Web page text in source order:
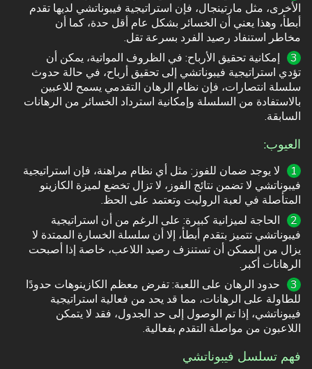
الأخرى، مثل مارتينجال، فإن استراتيجية فيبوناتشي لديها تقدم
أبطأ، وهذا يعني أن الخسائر بشكل عام أقل حدة، كما أن
مخاطر استنفاد رصيد الفرد بسرعة تقل.
إمكانية تحقيق الأرباح: في الظروف المواتية، يمكن أن
تؤدي استراتيجية فيبوناتشي إلى تحقيق أرباح، في حالة حدوث
سلسلة انتصارات، فإن نظام الرهان التقدمي يسمح للاعبين
بالاستفادة من السلسلة وإمكانية استرداد الخسائر من الرهانات
السابقة.
العيوب:
لا يوجد ضمان للفوز: مثل أي نظام مراهنة، فإن استراتيجية
فيبوناتشي لا تضمن نتائج الفوز، لا تزال تخضع لميزة الكازينو
المتأصلة في لعبة الروليت وتعتمد على الحظ.
الحاجة لميزانية كبيرة: على الرغم من أن استراتيجية
فيبوناتشي تتميز بتقدم أبطأ، إلا أن سلسلة الخسارة الممتدة لا
يزال من الممكن أن تستنزف رصيد اللاعب، خاصة إذا أصبحت
الرهانات أكبر.
حدود الرهان على اللعبة: تفرض معظم الكازينوهات حدودًا
للطاولة على الرهانات، مما قد يحد من فعالية استراتيجية
فيبوناتشي، إذا تم الوصول إلى حد الجدول، فقد لا يتمكن
اللاعبون من مواصلة التقدم بفعالية.
فهم تسلسل فيبوناتشي